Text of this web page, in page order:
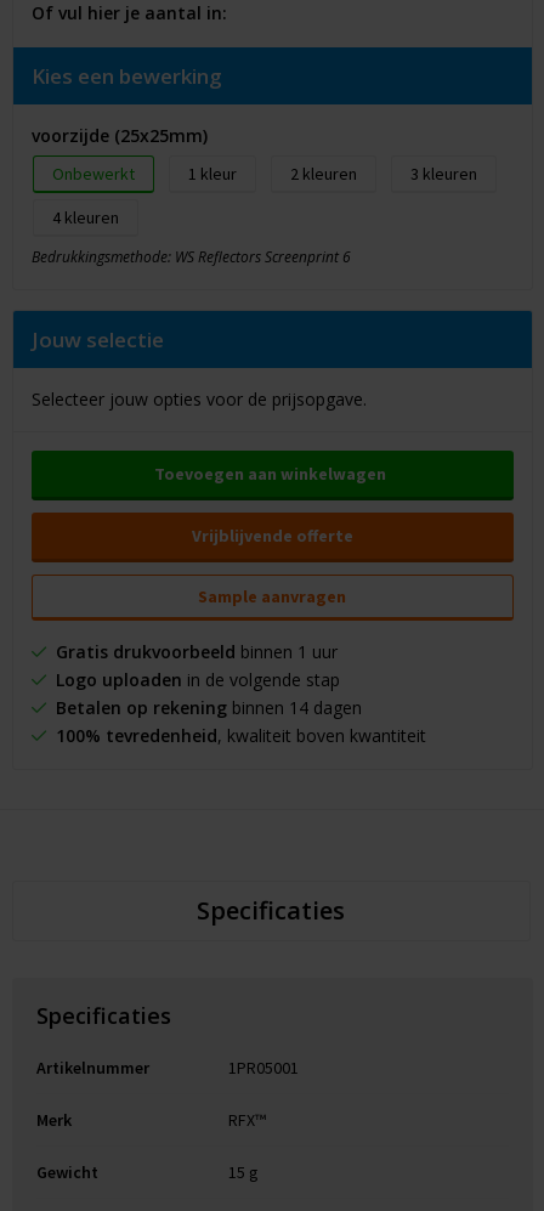
Of vul hier je aantal in:
Kies een bewerking
voorzijde (25x25mm)
Onbewerkt 1 2
3
4
Bedrukkingsmethode: WS Reflectors Screenprint 6
Jouw selectie
Selecteer jouw opties voor de prijsopgave.
Toevoegen aan winkelwagen
Vrijblijvende offerte
Sample aanvragen
Gratis drukvoorbeeld binnen 1 uur
Logo uploaden in de volgende stap
Betalen op rekeningbinnen 14 dagen
100% tevredenheid, kwaliteit boven kwantiteit
Specificaties
Specificaties
Artikelnummer 1PR05001
Merk RFX™
Gewicht 15 g